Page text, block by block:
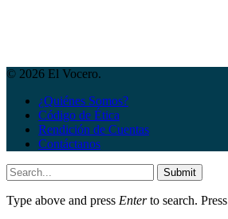
© 2026 El Vocero.
¿Quiénes Somos?
Código de Ética
Rendición de Cuentas
Contáctanos
Submit
Type above and press Enterto search. Press